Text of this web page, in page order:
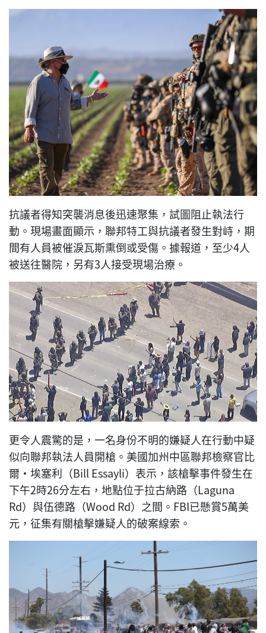
抗議者得知突襲消息後迅速聚集，試圖阻止執法行
動。現場畫面顯示，聯邦特工與抗議者發生對峙，期
間有人員被催淚瓦斯熏倒或受傷。據報道，至少4人
被送往醫院，另有3人接受現場治療。
更令人震驚的是，一名身份不明的嫌疑人在行動中疑
似向聯邦執法人員開槍。美國加州中區聯邦檢察官比
爾·埃塞利（Bill Essayli）表示，該槍擊事件發生在
下午2時26分左右，地點位于拉古納路（Laguna
Rd）與伍德路（Wood Rd）之間。FBI已懸賞5萬美
元，征集有關槍擊嫌疑人的破案線索。